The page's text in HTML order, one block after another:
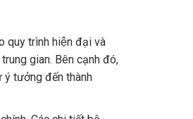
quy trình hiện đại và
gian. Bên cạnh đó,
ý tưởng đến thành